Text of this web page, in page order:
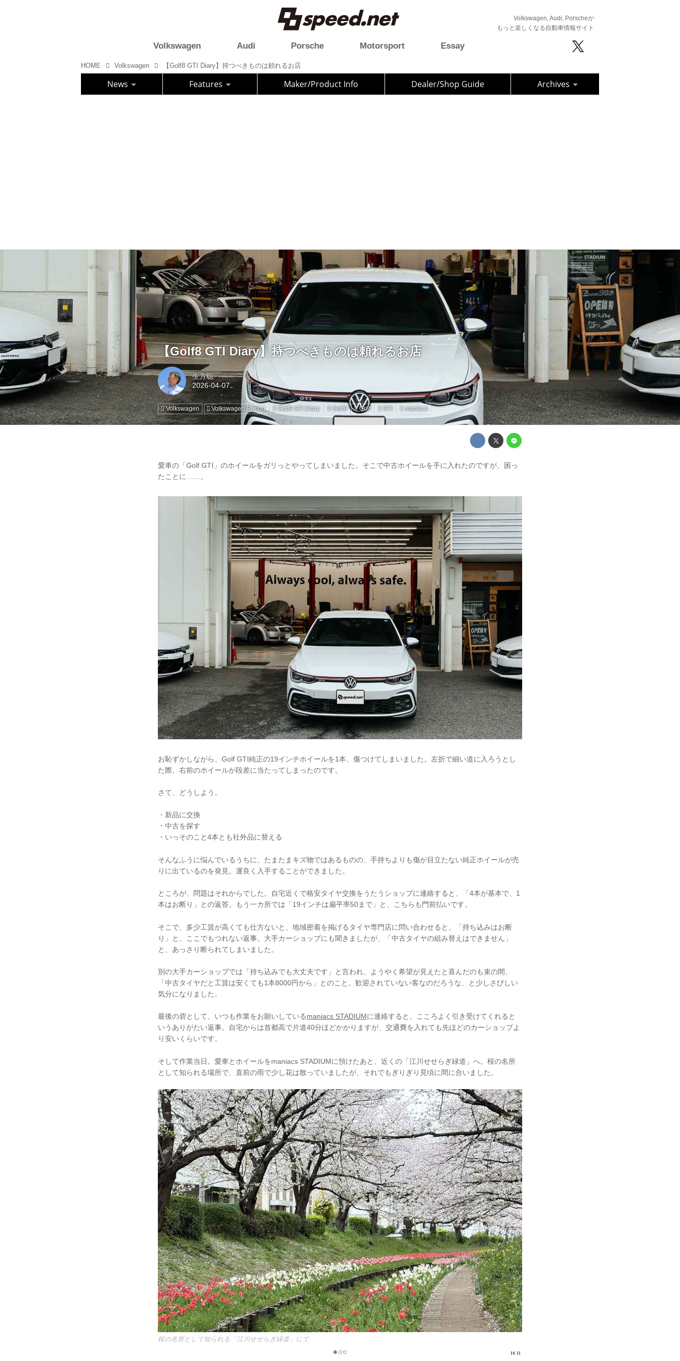
Volkswagen, Audi, Porscheが
もっと楽しくなる自動車情報サイト
Volkswagen Audi Porsche Motorsport Essay
HOME Volkswagen 【Golf8 GTI Diary】持つべきものは頼れるお店
News Features Maker/Product Info Dealer/Shop Guide Archives
【Golf8 GTI Diary】持つべきものは頼れるお店
生方聡
Volkswagen Volkswagen Report Golf8 GTI Diary Golf8 Golf GTI maniacs
愛車の「Golf GTI」のホイールをガリっとやってしまいました。そこで中古ホイールを手に入れたのですが、困っ
たことに……。
お恥ずかしながら、Golf GTI純正の19インチホイールを1本、傷つけてしまいました。左折で細い道に入ろうとし
た際、右前のホイールが段差に当たってしまったのです。
さて、どうしよう。
・新品に交換
・中古を探す
・いっそのこと4本とも社外品に替える
そんなふうに悩んでいるうちに、たまたまキズ物ではあるものの、手持ちよりも傷が目立たない純正ホイールが売
りに出ているのを発見。運良く入手することができました。
ところが、問題はそれからでした。自宅近くで格安タイヤ交換をうたうショップに連絡すると、「4本が基本で、1
本はお断り」との返答。もう一カ所では「19インチは扁平率50まで」と、こちらも門前払いです。
そこで、多少工賃が高くても仕方ないと、地域密着を掲げるタイヤ専門店に問い合わせると、「持ち込みはお断
り」と、ここでもつれない返事。大手カーショップにも聞きましたが、「中古タイヤの組み替えはできません」
と、あっさり断られてしまいました。
別の大手カーショップでは「持ち込みでも大丈夫です」と言われ、ようやく希望が見えたと喜んだのも束の間、
「中古タイヤだと工賃は安くても1本8000円から」とのこと。歓迎されていない客なのだろうな、と少しさびしい
気分になりました。
最後の砦として、いつも作業をお願いしているmaniacs STADIUMに連絡すると、こころよく引き受けてくれると
いうありがたい返事。自宅からは首都高で片道40分ほどかかりますが、交通費を入れても先ほどのカーショップよ
り安いくらいです。
そして作業当日。愛車とホイールをmaniacs STADIUMに預けたあと、近くの「江川せせらぎ緑道」へ。桜の名所
として知られる場所で、直前の雨で少し花は散っていましたが、それでもぎりぎり見頃に間に合いました。
桜の名所として知られる「江川せせらぎ緑道」にて